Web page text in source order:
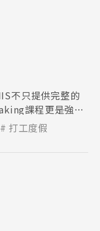
不只提供完整的
課程更是強烈
打工度假